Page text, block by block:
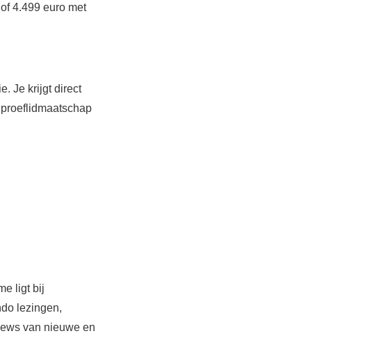
4.499 euro met
Je krijgt direct
ligt bij
lezingen,
van nieuwe en